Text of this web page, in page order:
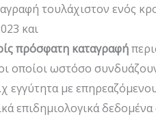
τουλάχιστον ενός
και
πρόσφατη καταγραφή
οποίοι ωστόσο
εγγύτητα με
επιδημιολογικά